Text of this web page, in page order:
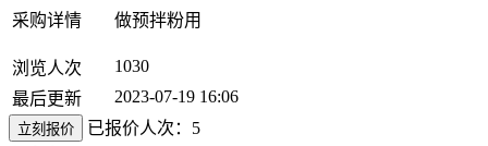
采购详情 做预拌粉用
浏览人次
1030
最后更新
2023-07-19 16:06
立刻报价
已报价人次：5